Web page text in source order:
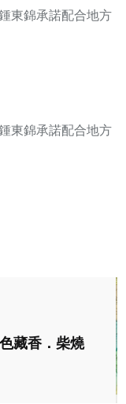
東錦承諾配合地方
東錦承諾配合地方
藏香．柴燒